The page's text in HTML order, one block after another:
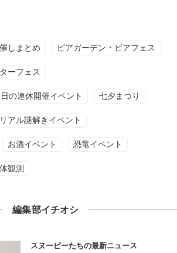
しまとめ ビアガーデン・ビアフェス
ーフェス
の連休開催イベント 七夕まつり
リアル謎解きイベント
お酒イベント 恐竜イベント
観測
編集部イチオシ
スヌーピーたちの最新ニュース